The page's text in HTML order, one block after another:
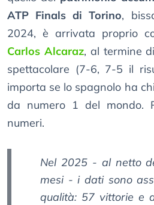
ATP Finals di Torino,
2024, è arrivata proprio
Carlos Alcaraz, al termine
spettacolare (7-6, 7-5 il
importa se lo spagnolo ha
da numero 1 del mondo.
numeri.
Nel 2025 - al netto
mesi - i dati sono
qualità: 57 vittorie e